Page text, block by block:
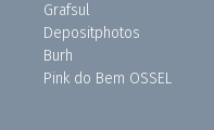
Grafsul
Depositphotos
Burh
Pink do Bem OSSEL